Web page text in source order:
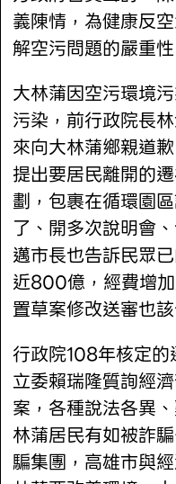
義陳情，為健康反
解空污問題的嚴重性
大林蒲因空污環境
污染，前行政院長
來向大林蒲鄉親道
提出要居民離開的
劃，包裹在循環園
了、開多次說明會
邁市長也告訴民眾
近800億，經費增
置草案修改送審也
行政院108年核定
立委賴瑞隆質詢經
案，各種說法各異
林蒲居民有如被詐
騙集團，高雄市與